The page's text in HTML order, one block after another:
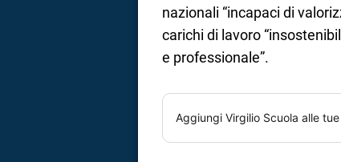
nazionali “incapaci di
carichi di lavoro
e professionale”.
Aggiungi Virgilio Scuola alle